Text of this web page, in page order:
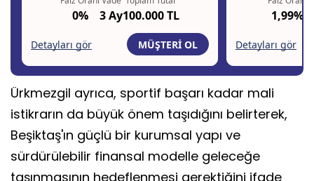
Ürkmezgil ayrıca, sportif başarı kadar mali
istikrarın da büyük önem taşıdığını belirterek,
Beşiktaş'ın güçlü bir kurumsal yapı ve
sürdürülebilir finansal modelle geleceğe
taşınmasının hedeflenmesi gerektiğini ifade